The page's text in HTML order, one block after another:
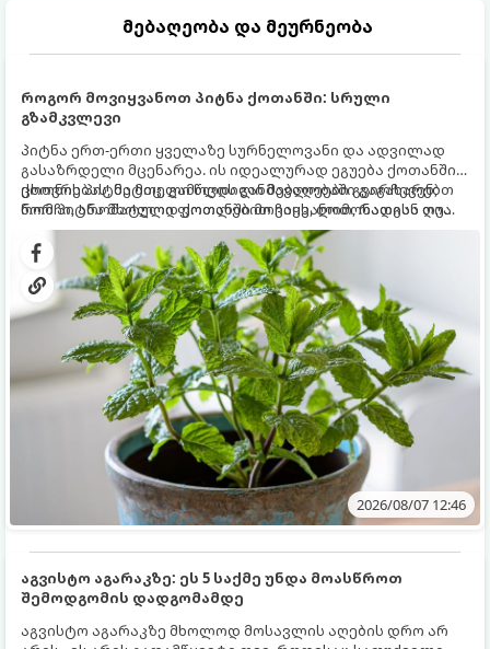
მებაღეობა და მეურნეობა
როგორ მოვიყვანოთ პიტნა ქოთანში: სრული
გზამკვლევი
პიტნა ერთ-ერთი ყველაზე სურნელოვანი და ადვილად
გასაზრდელი მცენარეა. ის იდეალურად ეგუება ქოთანში
ცხოვრებას, მეტიც, გამოცდილი მებაღეები გვირჩევენ,
რომ პიტნა მხოლოდ ქოთანში მოვიყვანოთ, რადგან ღია
გრუნტში (ბაღში) დარგვისას ის ფესვებით ძალიან
სწრაფად ვრცელდება და სხვა მცენარეებს ავიწროებს.
ქოთნის პიტნა მთელი წლის განმავლობაში გაგახარებთ
ნორჩი, არომატული ფოთლებით ჩაის, ლიმონათისა თუ
კერძებისთვის.
2026/08/07 12:46
აგვისტო აგარაკზე: ეს 5 საქმე უნდა მოასწროთ
შემოდგომის დადგომამდე
აგვისტო აგარაკზე მხოლოდ მოსავლის აღების დრო არ